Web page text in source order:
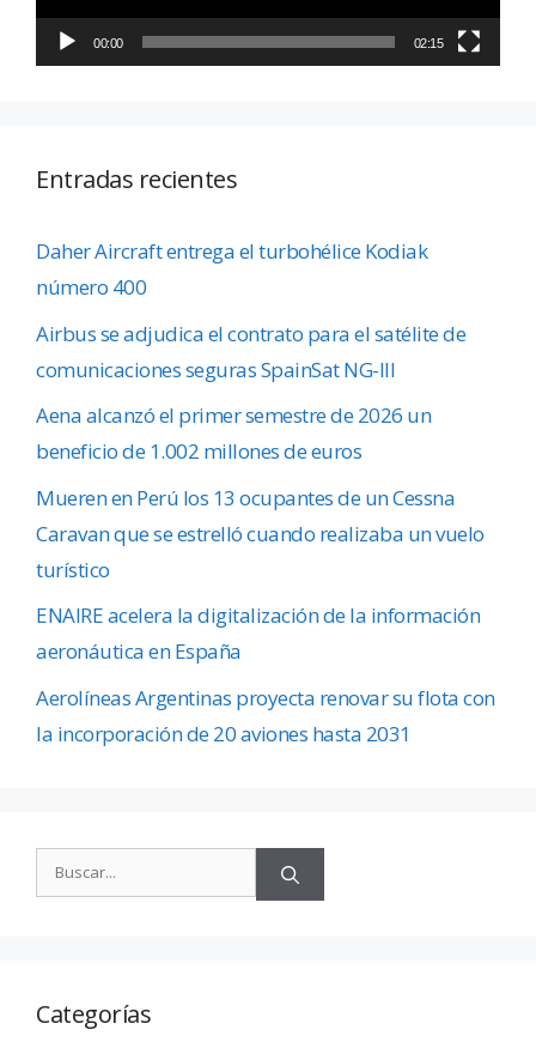
00:00 02:15
Entradas recientes
Daher Aircraft entrega el turbohélice Kodiak
número 400
Airbus se adjudica el contrato para el satélite de
comunicaciones seguras SpainSat NG-III
Aena alcanzó el primer semestre de 2026 un
beneficio de 1.002 millones de euros
Mueren en Perú los 13 ocupantes de un Cessna
Caravan que se estrelló cuando realizaba un vuelo
turístico
ENAIRE acelera la digitalización de la información
aeronáutica en España
Aerolíneas Argentinas proyecta renovar su flota con
la incorporación de 20 aviones hasta 2031
Categorías